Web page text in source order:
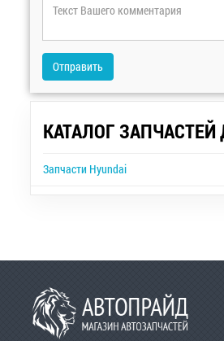
Отправить
КАТАЛОГ
Запчасти Hyundai